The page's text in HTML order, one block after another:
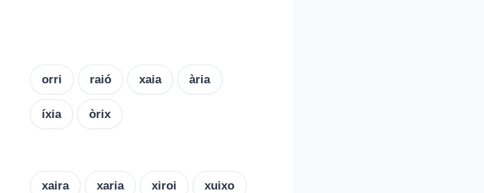
orri raió xaia ària
íxia òrix
xaira xaria xiroi xuixo